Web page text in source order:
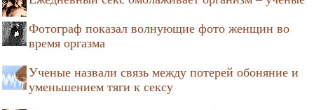
Фотограф показал волнующие фото женщин во
время оргазма
Ученые назвали связь между потерей обоняние и
уменьшением тяги к сексу